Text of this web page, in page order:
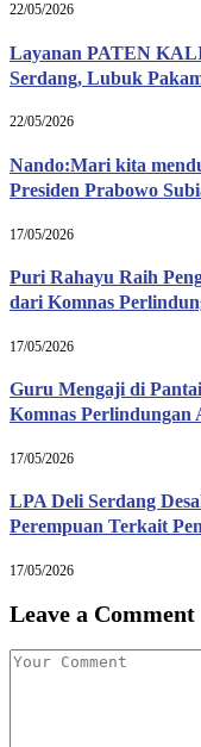
22/05/2026
Layanan PATEN
Serdang, Lubuk
22/05/2026
Nando:Mari kita
Presiden Prabowo
17/05/2026
Puri Rahayu Raih
dari Komnas
17/05/2026
Guru Mengaji di
Komnas Perlindungan
17/05/2026
LPA Deli Serdang
Perempuan Terkait
17/05/2026
Leave a Comment